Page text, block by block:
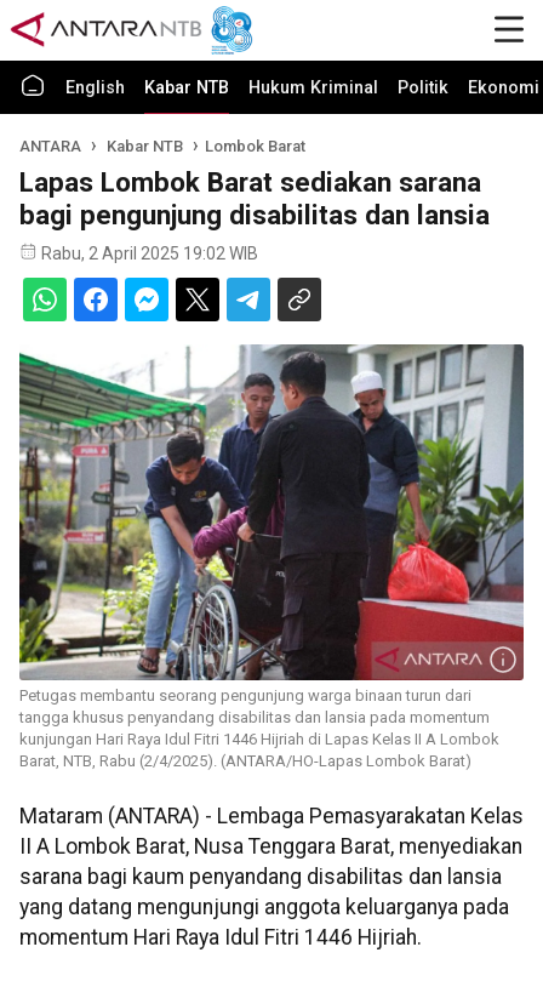
English Kabar NTB Hukum Kriminal Politik
ANTARA Kabar NTB Lombok Barat
Lapas Lombok Barat sediakan sarana
bagi pengunjung disabilitas dan lansia
Rabu, 2 April 2025 19:02 WIB
Petugas membantu seorang pengunjung warga binaan turun dari
tangga khusus penyandang disabilitas dan lansia pada momentum
kunjungan Hari Raya Idul Fitri 1446 Hijriah di Lapas Kelas II A Lombok
Barat, NTB, Rabu (2/4/2025). (ANTARA/HO-Lapas Lombok Barat)
Mataram (ANTARA) - Lembaga Pemasyarakatan Kelas
II A Lombok Barat, Nusa Tenggara Barat, menyediakan
sarana bagi kaum penyandang disabilitas dan lansia
yang datang mengunjungi anggota keluarganya pada
momentum Hari Raya Idul Fitri 1446 Hijriah.